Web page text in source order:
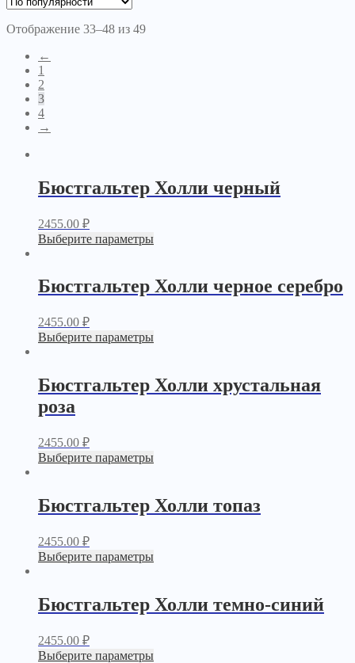
Отображение 33–48 из 49
←
1
2
3
4
→
Бюстгальтер Холли черный
2455.00 ₽
Выберите параметры
Бюстгальтер Холли черное серебро
2455.00 ₽
Выберите параметры
Бюстгальтер Холли хрустальная
роза
2455.00 ₽
Выберите параметры
Бюстгальтер Холли топаз
2455.00 ₽
Выберите параметры
Бюстгальтер Холли темно-синий
2455.00 ₽
Выберите параметры